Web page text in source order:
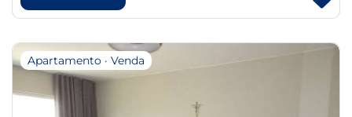
Apartamento · Venda